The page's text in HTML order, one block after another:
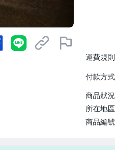
運費規則
付款方式
商品狀況
所在地區
商品編號